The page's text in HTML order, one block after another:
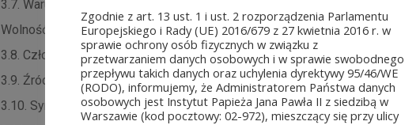
3.7. Warunkiem synostwa jest polityczna i społeczna wolność.
Wolność wzywania Imienia Pańskiego 34
3.8. Człowiek – dziecko jest zrodzony przez Boga 35
3.9. Źródłem życia jest Miłość Boga 37
3.10. Synostwo Boże 38
Zgodnie z art. 13 ust. 1 i ust. 2 rozporządzenia Parlamentu
Europejskiego i Rady (UE) 2016/679 z 27 kwietnia 2016 r. w
sprawie ochrony osób fizycznych w związku z
przetwarzaniem danych osobowych i w sprawie swobodnego
przepływu takich danych oraz uchylenia dyrektywy 95/46/WE
(RODO), informujemy, że Administratorem Państwa danych
osobowych jest Instytut Papieża Jana Pawła II z siedzibą w
Warszawie (kod pocztowy: 02-972), mieszczący się przy ulicy